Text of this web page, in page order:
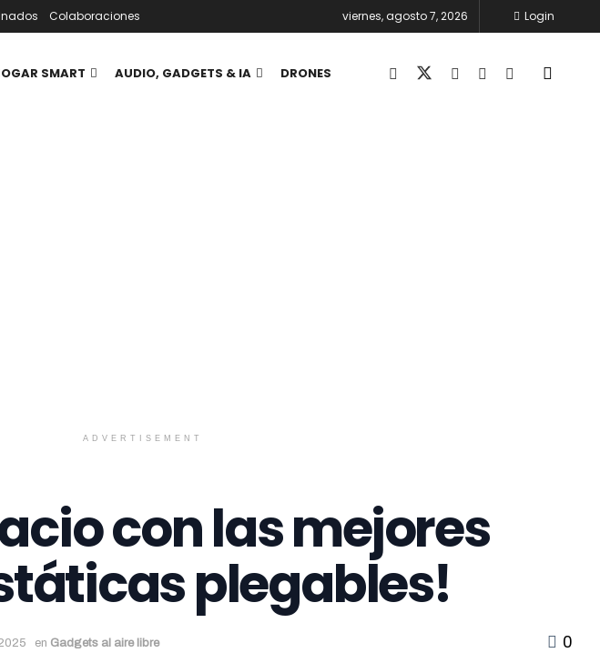
Colaboraciones viernes, agosto 7, 2026 Login
SMART AUDIO, GADGETS & IA DRONES
ADVERTISEMENT
con las mejores
plegables!
en Gadgets al aire libre 0